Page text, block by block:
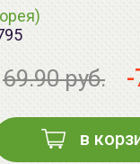
69.90 руб. -
в